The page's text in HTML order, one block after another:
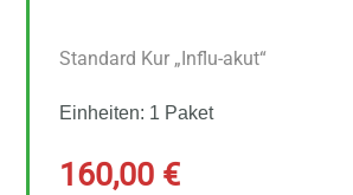
Standard Kur „Influ-akut“
Einheiten: 1 Paket
160,00 €